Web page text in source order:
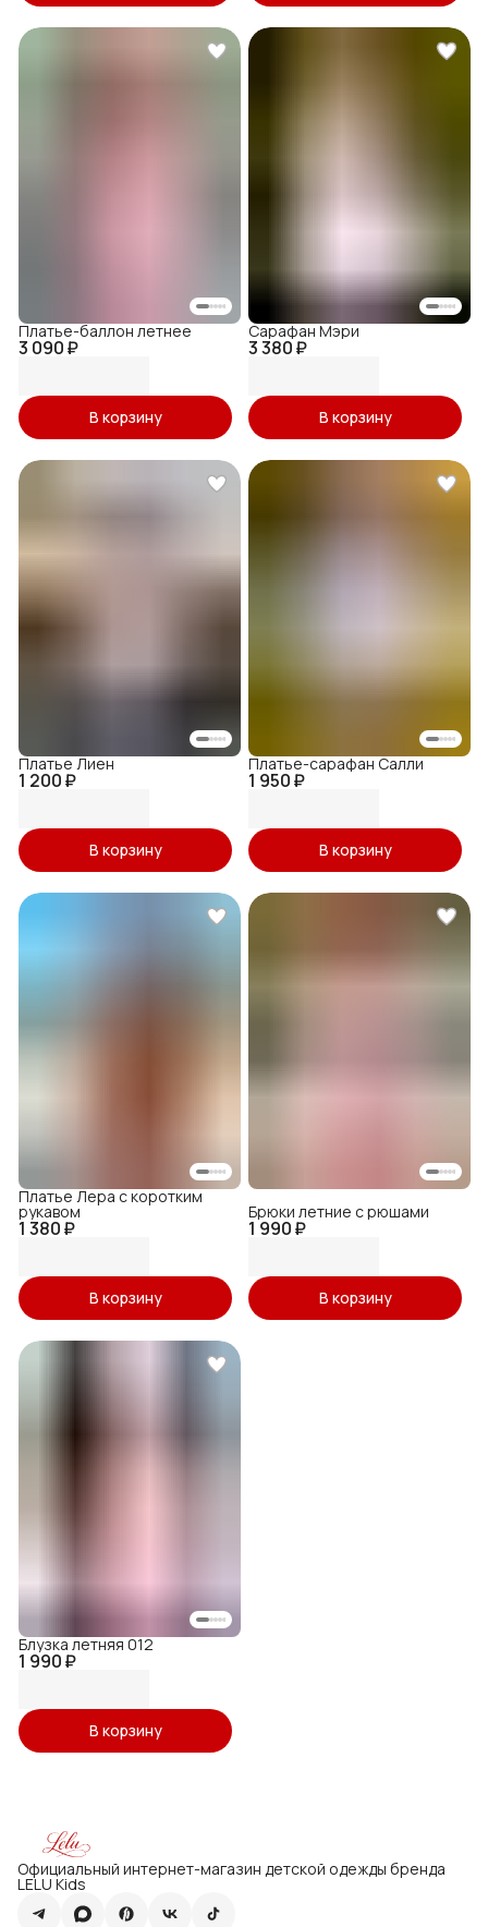
3 090 ₽
Платье-баллон летнее
В корзину
3 380 ₽
Сарафан Мэри
В корзину
1 200 ₽
Платье Лиен
В корзину
1 950 ₽
Платье-сарафан Салли
В корзину
1 380 ₽
Платье Лера с коротким
рукавом
В корзину
1 990 ₽
Брюки летние с рюшами
В корзину
1 990 ₽
Блузка летняя 012
В корзину
Официальный интернет-магазин детской одежды бренда
LELU Kids